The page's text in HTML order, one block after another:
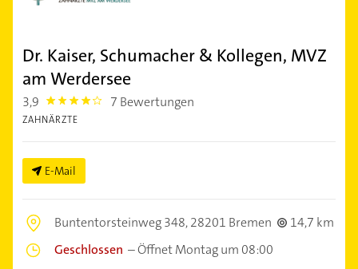
Dr. Kaiser, Schumacher & Kollegen, MVZ
am Werdersee
3,9 3.9 7 Bewertungen
ZAHNÄRZTE
E-Mail
Buntentorsteinweg 348,28201 Bremen
14,7 km
Geschlossen –Öffnet Montag um 08:00